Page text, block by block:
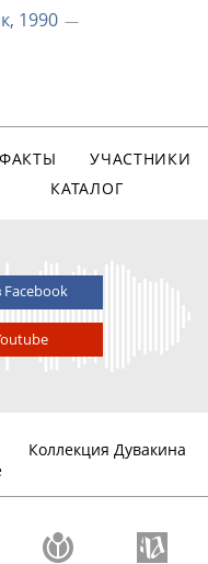
1990
УЧАСТНИКИ
КАТАЛОГ
Коллекция Дувакина